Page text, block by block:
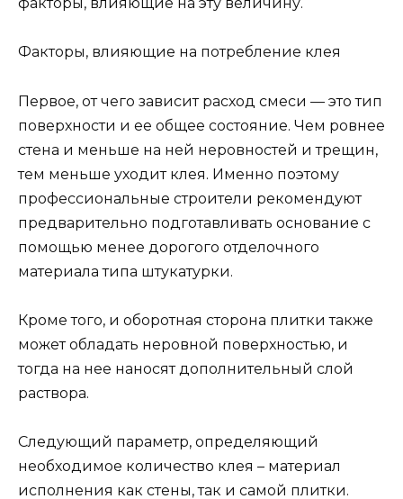
Факторы, влияющие на потребление клея
Первое, от чего зависит расход смеси — это тип
поверхности и ее общее состояние. Чем ровнее
стена и меньше на ней неровностей и трещин,
тем меньше уходит клея. Именно поэтому
профессиональные строители рекомендуют
предварительно подготавливать основание с
помощью менее дорогого отделочного
материала типа штукатурки.
Кроме того, и оборотная сторона плитки также
может обладать неровной поверхностью, и
тогда на нее наносят дополнительный слой
раствора.
Следующий параметр, определяющий
необходимое количество клея – материал
исполнения как стены, так и самой плитки.